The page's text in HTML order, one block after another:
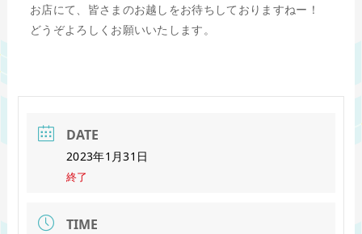
お店にて、皆さまのお越しをお待ちしておりますねー！
どうぞよろしくお願いいたします。
DATE
2023年1月31日
終了
TIME